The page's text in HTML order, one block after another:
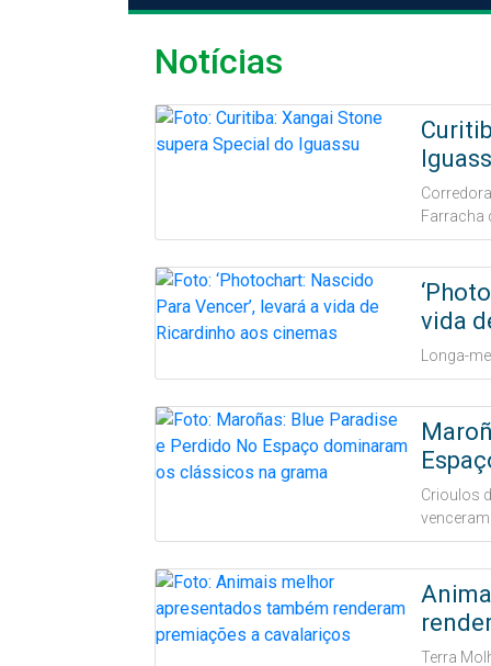
Notícias
Farracha
vida
Longa-
Crioulos
Terra